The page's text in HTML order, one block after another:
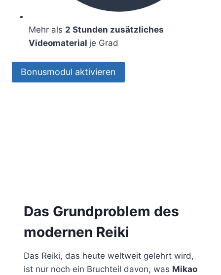
Mehr als 2 Stunden zusätzliches
Videomaterial je Grad
Bonusmodul aktivieren
Das Grundproblem des
modernen Reiki
Das Reiki, das heute weltweit gelehrt wird,
ist nur noch ein Bruchteil davon, was Mikao